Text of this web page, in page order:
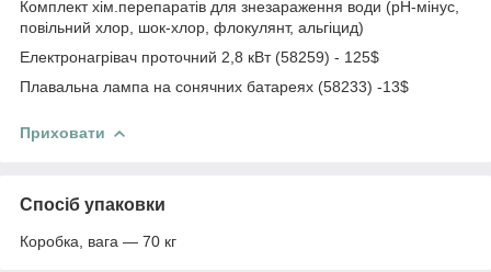
Комплект хім.перепаратів для знезараження води (pH-мінус,
повільний хлор, шок-хлор, флокулянт, альгіцид)
Електронагрівач проточний 2,8 кВт (58259) - 125$
Плавальна лампа на сонячних батареях (58233) -13$
Приховати
Спосіб упаковки
Коробка, вага — 70 кг